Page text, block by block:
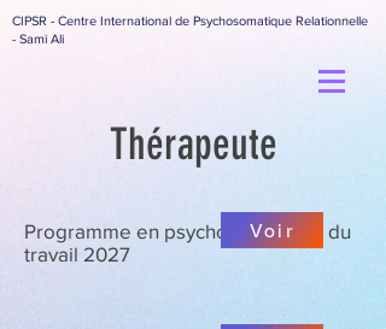
CIPSR - Centre International de Psychosomatique Relationnelle
- Sami Ali
Thérapeute
Programme en psychosomatique du
travail 2027
Voir